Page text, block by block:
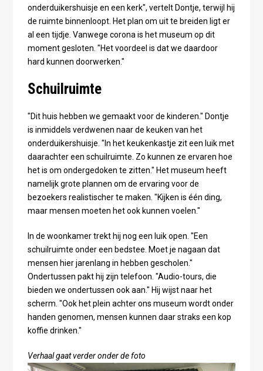
onderduikershuisje en een kerk", vertelt Dontje, terwijl hij
de ruimte binnenloopt. Het plan om uit te breiden ligt er
al een tijdje. Vanwege corona is het museum op dit
moment gesloten. "Het voordeel is dat we daardoor
hard kunnen doorwerken."
Schuilruimte
"Dit huis hebben we gemaakt voor de kinderen." Dontje
is inmiddels verdwenen naar de keuken van het
onderduikershuisje. "In het keukenkastje zit een luik met
daarachter een schuilruimte. Zo kunnen ze ervaren hoe
het is om ondergedoken te zitten." Het museum heeft
namelijk grote plannen om de ervaring voor de
bezoekers realistischer te maken. "Kijken is één ding,
maar mensen moeten het ook kunnen voelen."
In de woonkamer trekt hij nog een luik open. "Een
schuilruimte onder een bedstee. Moet je nagaan dat
mensen hier jarenlang in hebben gescholen."
Ondertussen pakt hij zijn telefoon. "Audio-tours, die
bieden we ondertussen ook aan." Hij wijst naar het
scherm. "Ook het plein achter ons museum wordt onder
handen genomen, mensen kunnen daar straks een kop
koffie drinken."
Verhaal gaat verder onder de foto